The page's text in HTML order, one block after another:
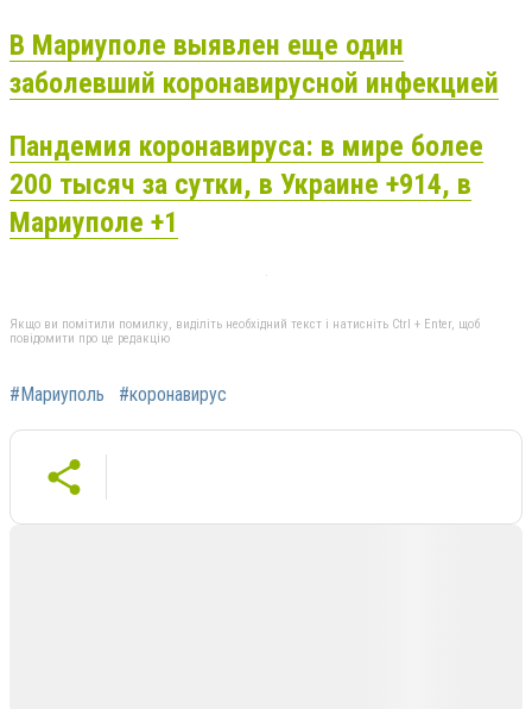
В Мариуполе выявлен еще один
заболевший коронавирусной инфекцией
Пандемия коронавируса: в мире более
200 тысяч за сутки, в Украине +914, в
Мариуполе +1
Якщо ви помітили помилку, виділіть необхідний текст і натисніть Ctrl + Enter, щоб
повідомити про це редакцію
#Мариуполь #коронавирус